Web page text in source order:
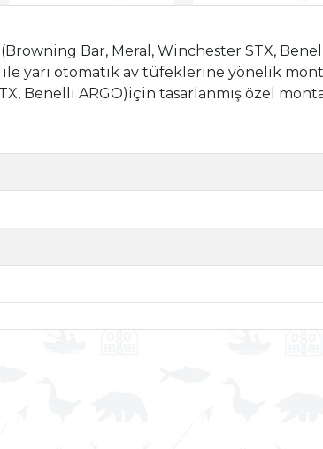
Bar, Meral, Winchester STX,
yarı otomatik av tüfeklerine yönelik
Benelli ARGO)için tasarlanmış özel